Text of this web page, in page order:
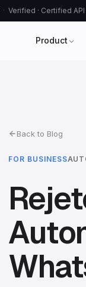
Verified · Certified
Product
Back to Blog
FOR BUSINESS